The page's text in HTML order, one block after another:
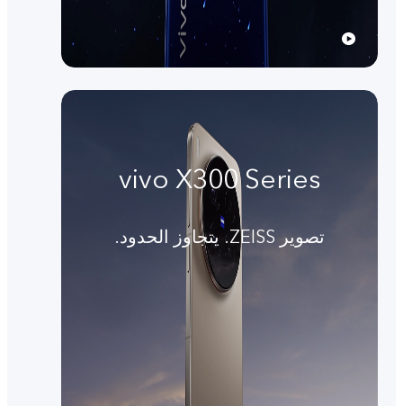
vivo X300 Series
تصوير ZEISS. يتجاوز الحدود.